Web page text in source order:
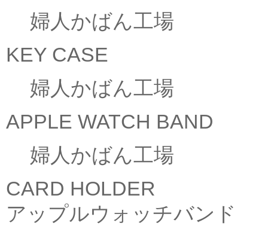
婦人かばん工場
KEY CASE
婦人かばん工場
APPLE WATCH BAND
婦人かばん工場
CARD HOLDER
アップルウォッチバンド